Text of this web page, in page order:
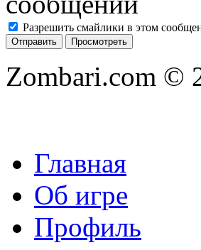
Разрешить смайлики в этом
Zombari.com ©
Главная
Об игре
Профиль